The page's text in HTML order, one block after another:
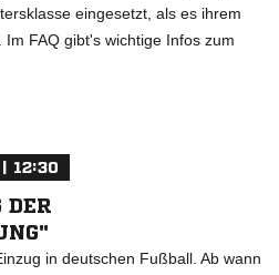
eingesetzt, als es ihrem
FAQ gibt's wichtige Infos zum
12:30
DER
in deutschen Fußball. Ab wann